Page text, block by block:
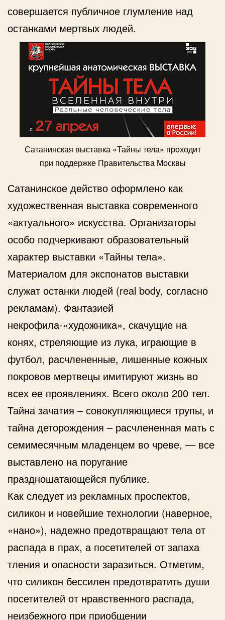
совершается публичное глумление над
останками мертвых людей.
Сатанинская выставка «Тайны тела» проходит
при поддержке Правительства Москвы
Сатанинское действо оформлено как
художественная выставка современного
«актуального» искусства. Организаторы
особо подчеркивают образовательный
характер выставки «Тайны тела».
Материалом для экспонатов выставки
служат останки людей (real body, согласно
рекламам). Фантазией
некрофила-«художника», скачущие на
конях, стреляющие из лука, играющие в
футбол, расчлененные, лишенные кожных
покровов мертвецы имитируют жизнь во
всех ее проявлениях. Всего около 200 тел.
Тайна зачатия – совокупляющиеся трупы, и
тайна деторождения – расчлененная мать с
семимесячным младенцем во чреве, — все
выставлено на поругание
праздношатающейся публике.
Как следует из рекламных проспектов,
силикон и новейшие технологии (наверное,
«нано»), надежно предотвращают тела от
распада в прах, а посетителей от запаха
тления и опасности заразиться. Отметим,
что силикон бессилен предотвратить души
посетителей от нравственного распада,
неизбежного при приобщении